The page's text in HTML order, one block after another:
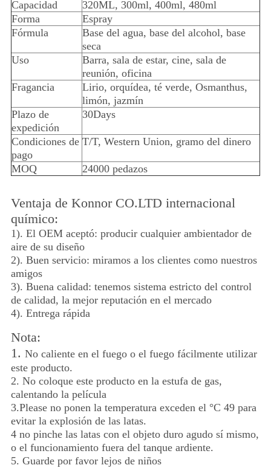
Capacidad
320ML, 300ml, 400ml, 480ml
Forma
Espray
Fórmula
Base del agua, base del alcohol, base
seca
Uso
Barra, sala de estar, cine, sala de
reunión, oficina
Fragancia
Lirio, orquídea, té verde, Osmanthus,
limón, jazmín
Plazo de
expedición
30Days
Condiciones de
pago
T/T, Western Union, gramo del dinero
MOQ 24000 pedazos
Ventaja de Konnor CO.LTD internacional
químico:
1). El OEM aceptó: producir cualquier ambientador de
aire de su diseño
2). Buen servicio: miramos a los clientes como nuestros
amigos
3). Buena calidad: tenemos sistema estricto del control
de calidad, la mejor reputación en el mercado
4). Entrega rápida
Nota:
1. No caliente en el fuego o el fuego fácilmente utilizar
este producto.
2. No coloque este producto en la estufa de gas,
calentando la película
3.Please no ponen la temperatura exceden el °C 49 para
evitar la explosión de las latas.
4 no pinche las latas con el objeto duro agudo sí mismo,
o el funcionamiento fuera del tanque ardiente.
5. Guarde por favor lejos de niños